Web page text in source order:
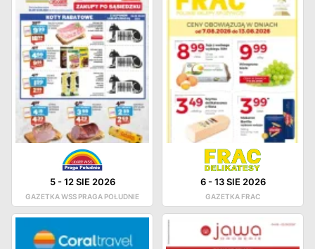
5-12 SIE 2026
GAZETKA WSS PRAGA POŁUDNIE
6-13 SIE 2026
GAZETKA FRAC